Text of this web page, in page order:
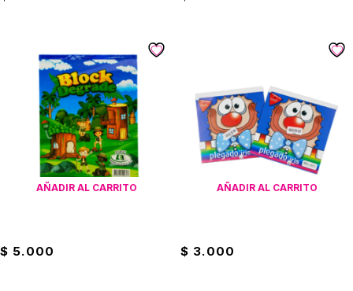
AÑADIR AL CARRITO
$ 5.000
AÑADIR AL CARRITO
$ 3.000